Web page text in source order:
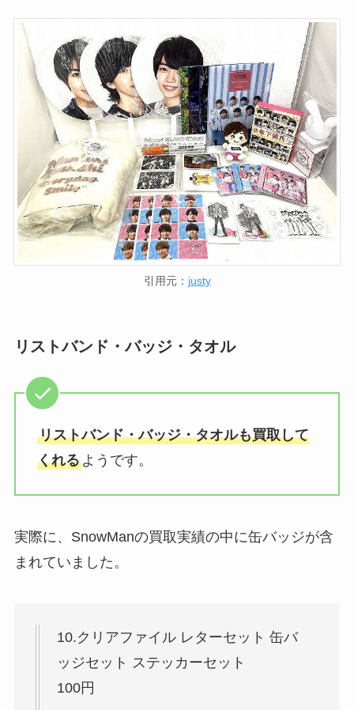
引用元： justy
リストバンド・バッジ・タオル
リストバンド・バッジ・タオルも買取して
くれるようです。
実際に、SnowManの買取実績の中に缶バッジが含
まれていました。
10.クリアファイル レターセット 缶バ
ッジセット ステッカーセット
100円